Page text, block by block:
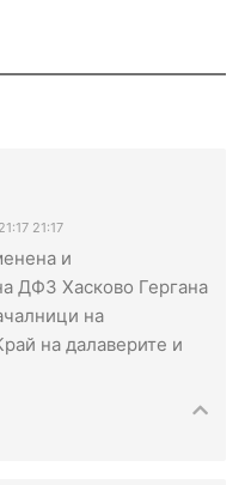
21:17
и
ДФЗ Хасково Гергана
на
на далаверите и